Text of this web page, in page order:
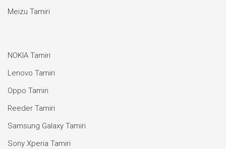
Meizu Tamiri
NOKIA Tamiri
Lenovo Tamiri
Oppo Tamiri
Reeder Tamiri
Samsung Galaxy Tamiri
Sony Xperia Tamiri